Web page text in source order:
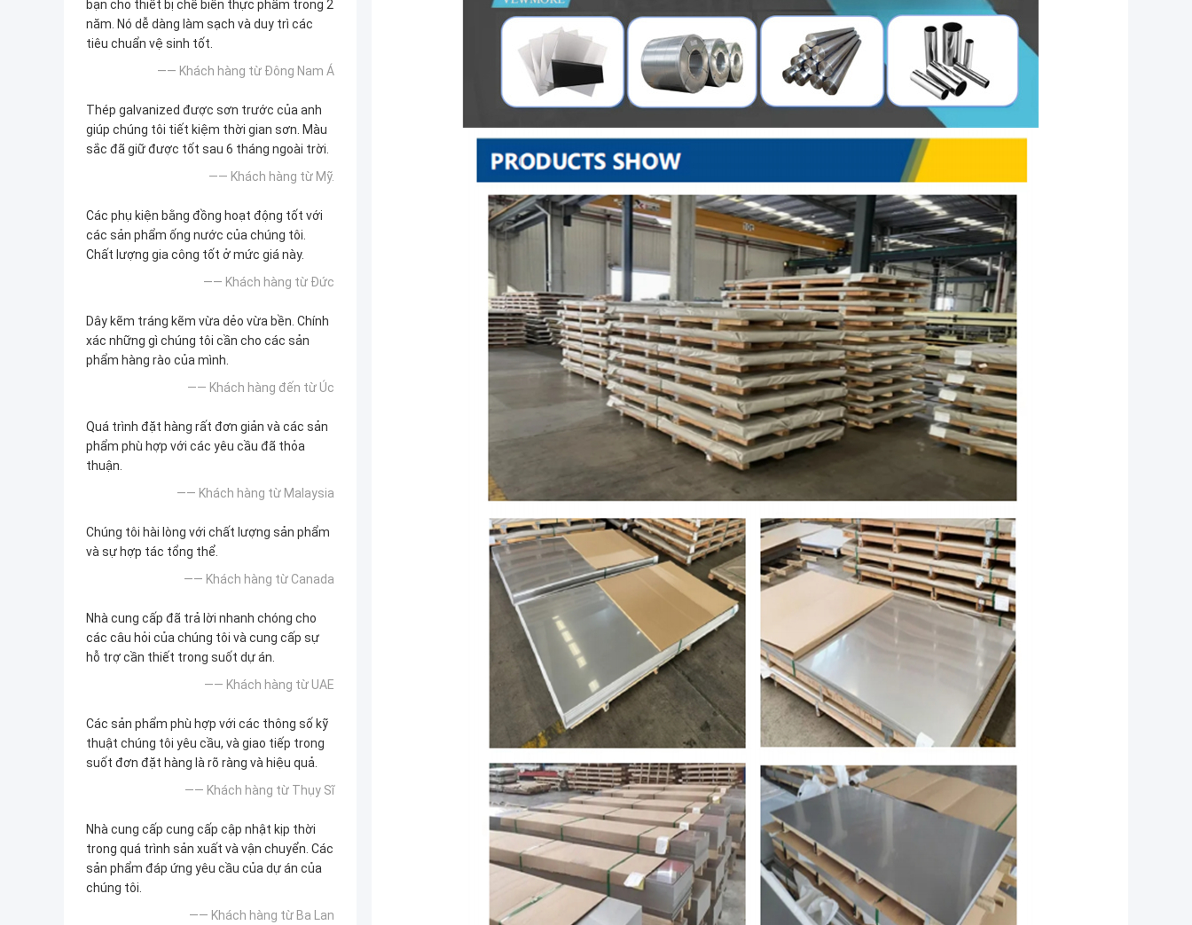
bạn cho thiết bị chế biến thực phẩm trong 2
năm. Nó dễ dàng làm sạch và duy trì các
tiêu chuẩn vệ sinh tốt.
—— Khách hàng từ Đông Nam Á
Thép galvanized được sơn trước của anh
giúp chúng tôi tiết kiệm thời gian sơn. Màu
sắc đã giữ được tốt sau 6 tháng ngoài trời.
—— Khách hàng từ Mỹ.
Các phụ kiện bằng đồng hoạt động tốt với
các sản phẩm ống nước của chúng tôi.
Chất lượng gia công tốt ở mức giá này.
—— Khách hàng từ Đức
Dây kẽm tráng kẽm vừa dẻo vừa bền. Chính
xác những gì chúng tôi cần cho các sản
phẩm hàng rào của mình.
—— Khách hàng đến từ Úc
Quá trình đặt hàng rất đơn giản và các sản
phẩm phù hợp với các yêu cầu đã thỏa
thuận.
—— Khách hàng từ Malaysia
Chúng tôi hài lòng với chất lượng sản phẩm
và sự hợp tác tổng thể.
—— Khách hàng từ Canada
Nhà cung cấp đã trả lời nhanh chóng cho
các câu hỏi của chúng tôi và cung cấp sự
hỗ trợ cần thiết trong suốt dự án.
—— Khách hàng từ UAE
Các sản phẩm phù hợp với các thông số kỹ
thuật chúng tôi yêu cầu, và giao tiếp trong
suốt đơn đặt hàng là rõ ràng và hiệu quả.
—— Khách hàng từ Thụy Sĩ
Nhà cung cấp cung cấp cập nhật kịp thời
trong quá trình sản xuất và vận chuyển. Các
sản phẩm đáp ứng yêu cầu của dự án của
chúng tôi.
—— Khách hàng từ Ba Lan